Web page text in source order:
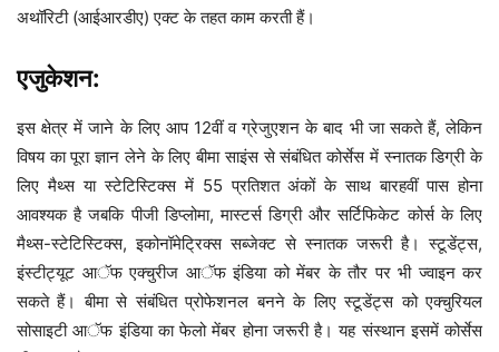
अथॉरिटी (आईआरडीए) एक्ट के तहत काम करती हैं।
एजुकेशन:
इस क्षेत्र में जाने के लिए आप 12वीं व ग्रेजुएशन के बाद भी जा सकते हैं, लेकिन
विषय का पूरा ज्ञान लेने के लिए बीमा साइंस से संबंधित कोर्सेस में स्नातक डिग्री के
लिए मैथ्स या स्टेटिस्टिक्स में 55 प्रतिशत अंकों के साथ बारहवीं पास होना
आवश्यक है जबकि पीजी डिप्लोमा, मास्टर्स डिग्री और सर्टिफिकेट कोर्स के लिए
मैथ्स-स्टेटिस्टिक्स, इकोनॉमेट्रिक्स सब्जेक्ट से स्नातक जरूरी है। स्टूडेंट्स,
इंस्टीट्यूट आॅफ एक्चुरीज आॅफ इंडिया को मेंबर के तौर पर भी ज्वाइन कर
सकते हैं। बीमा से संबंधित प्रोफेशनल बनने के लिए स्टूडेंट्स को एक्चुरियल
सोसाइटी आॅफ इंडिया का फेलो मेंबर होना जरूरी है। यह संस्थान इसमें कोर्सेस